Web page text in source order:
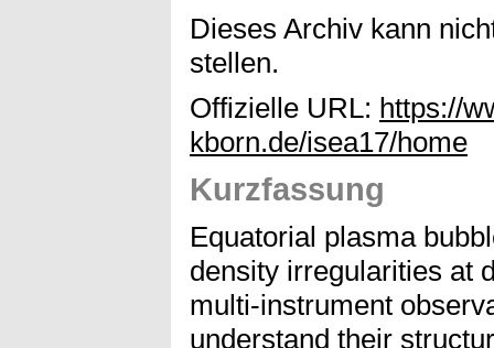
Dieses Archiv kann
stellen.
Offizielle URL: https://
kborn.de/isea17/home
Kurzfassung
Equatorial plasma
density irregularities at
multi-instrument
understand their